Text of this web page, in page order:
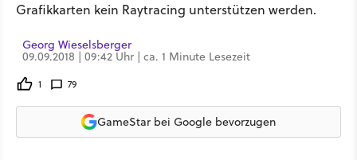
Grafikkarten kein Raytracing unterstützen werden.
Georg Wieselsberger
09.09.2018 | 09:42 Uhr | ca. 1 Minute Lesezeit
1 79
GameStar bei Google bevorzugen